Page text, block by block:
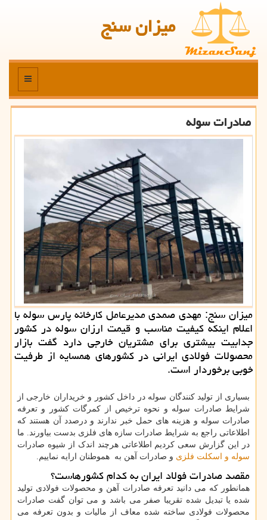
میزان سنج
منو
صادرات سوله
میزان سنج: مهدی صمدی مدیرعامل كارخانه پارس سوله با
اعلام اینكه كیفیت مناسب و قیمت ارزان سوله در كشور
جدابیت بیشتری برای مشتریان خارجی دارد گفت بازار
محصولات فولادی ایرانی در كشورهای همسایه از طرفیت
خوبی برخوردار است.
بسیاری از تولید کنندگان سوله در داخل کشور و خریداران خارجی از
شرایط صادرات سوله و نحوه ترخیص از کمرگات کشور و تعرفه
صادرات سوله و هزینه های حمل خبر ندارند و درصدد آن هستند که
اطلاعاتی راجع به شرایط صادرات سازه های فلزی بدست بیاورند. ما
در این گزارش سعی کردیم اطلاعاتی هرچند اندک از شیوه صادرات
سوله و اسکلت فلزی و صادرات آهن به هموطنان ارایه نماییم.
مقصد صادرات فولاد ایران به کدام کشورهاست؟
همانطور که می دانید تعرفه صادرات آهن و محصولات فولادی تولید
شده یا تبدیل شده تقریبا صفر می باشد و می توان گفت صادرات
محصولات فولادی ساخته شده معاف از مالیات و بدون تعرفه می